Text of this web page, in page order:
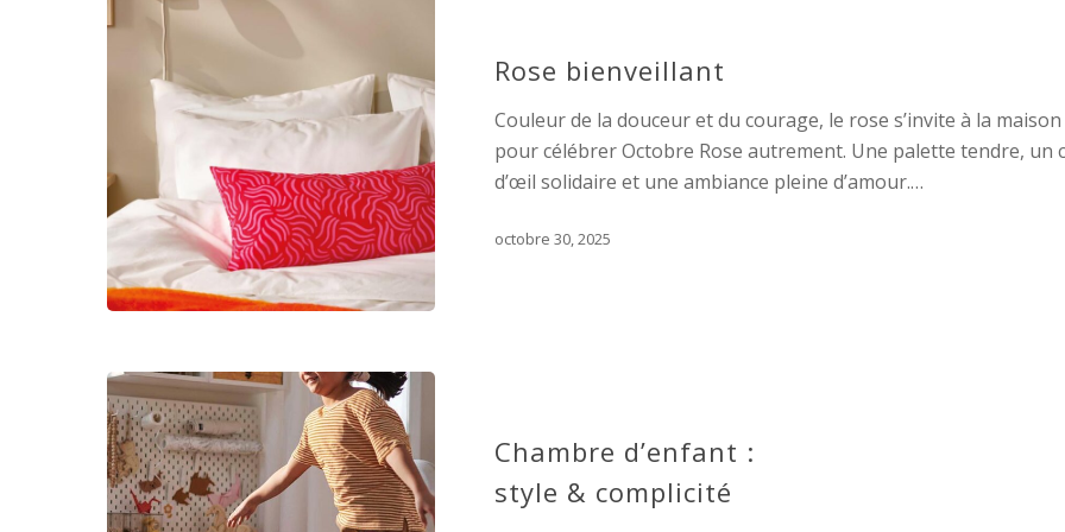
Rose bienveillant
Couleur de la douceur et du courage, le rose s’invite à la maison
pour célébrer Octobre Rose autrement. Une palette tendre, un
d’œil solidaire et une ambiance pleine d’amour.…
octobre 30, 2025
Chambre d’enfant :
style & complicité